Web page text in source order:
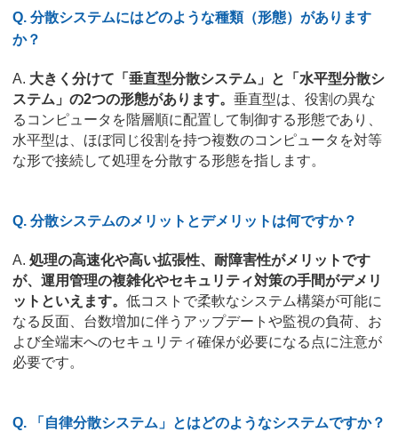
Q. 分散システムにはどのような種類（形態）があります
か？
A. 大きく分けて「垂直型分散システム」と「水平型分散シ
ステム」の2つの形態があります。 垂直型は、役割の異な
るコンピュータを階層順に配置して制御する形態であり、
水平型は、ほぼ同じ役割を持つ複数のコンピュータを対等
な形で接続して処理を分散する形態を指します。
Q. 分散システムのメリットとデメリットは何ですか？
A. 処理の高速化や高い拡張性、耐障害性がメリットです
が、運用管理の複雑化やセキュリティ対策の手間がデメリ
ットといえます。 低コストで柔軟なシステム構築が可能に
なる反面、台数増加に伴うアップデートや監視の負荷、お
よび全端末へのセキュリティ確保が必要になる点に注意が
必要です。
Q. 「自律分散システム」とはどのようなシステムですか？